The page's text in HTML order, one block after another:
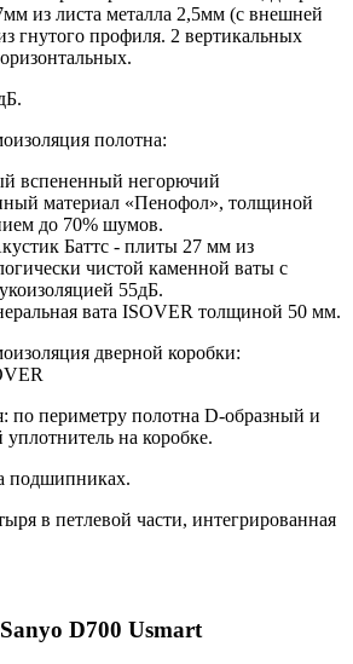
из листа металла 2,5мм (с внешней
гнутого профиля. 2 вертикальных
полотна:
вспененный негорючий
материал «Пенофол», толщиной
до 70% шумов.
Баттс - плиты 27 мм из
чистой каменной ваты с
55дБ.
вата ISOVER толщиной 50 мм.
дверной коробки:
по периметру полотна D-образный и
на коробке.
подшипниках.
в петлевой части, интегрированная
Sanyo D700 Usmart